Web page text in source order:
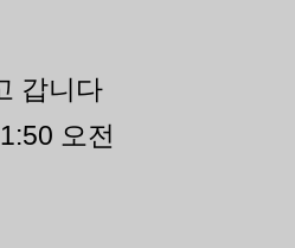
갑니다
오전